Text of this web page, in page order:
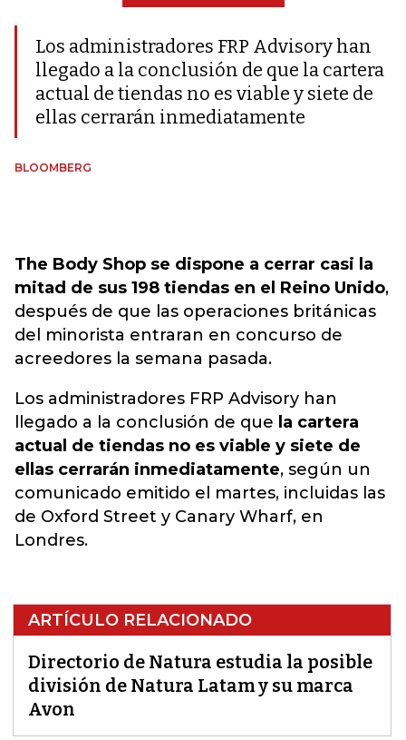
Los administradores FRP Advisory han
llegado a la conclusión de que la cartera
actual de tiendas no es viable y siete de
ellas cerrarán inmediatamente
BLOOMBERG
The Body Shop se dispone a cerrar casi la
mitad de sus 198 tiendas en el Reino Unido,
después de que las operaciones británicas
del minorista entraran en concurso de
acreedores la semana pasada.
Los administradores FRP Advisory han
llegado a la conclusión de que la cartera
actual de tiendas no es viable y siete de
ellas cerrarán inmediatamente, según un
comunicado emitido el martes, incluidas las
de Oxford Street y Canary Wharf, en
Londres.
ARTÍCULO RELACIONADO
Directorio de Natura estudia la posible
división de Natura Latam y su marca
Avon